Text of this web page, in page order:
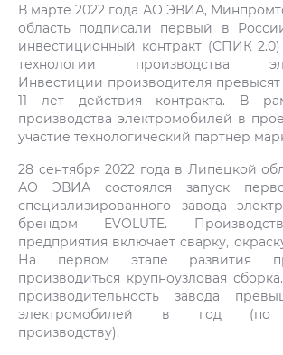
В марте 2022 года АО ЭВИА,
область подписали первый в
инвестиционный контракт (СПИК
технологии производства
Инвестиции производителя превысят
11 лет действия контракта. В
производства электромобилей в
участие технологический партнер
28 сентября 2022 года в Липецкой
АО ЭВИА состоялся запуск
специализированного завода
брендом EVOLUTE.
предприятия включает сварку,
На первом этапе развития
производиться крупноузловая
производительность завода
электромобилей в год (по
производству).